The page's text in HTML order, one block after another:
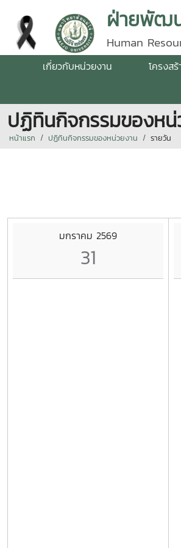
ฝ่ายพัฒ
Human
เกี่ยวกับหน่วยงาน โครงส
ปฏิทินกิจกรรมของหน่
หน้าแรก ปฏิทินกิจกรรมของหน่วยงาน รายวัน
มกราคม 2569
31